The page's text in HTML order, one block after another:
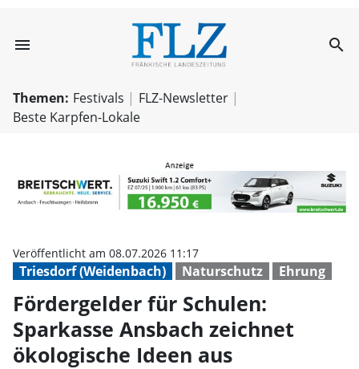
menu Fördergelder search
Themen: Festivals
FLZ-Newsletter
Beste Karpfen-Lokale
Triesdorf (Weidenbach) Naturschutz Ehrung
Veröffentlicht am 08.07.2026 11:17
Fördergelder für Schulen:
Sparkasse Ansbach zeichnet
ökologische Ideen aus